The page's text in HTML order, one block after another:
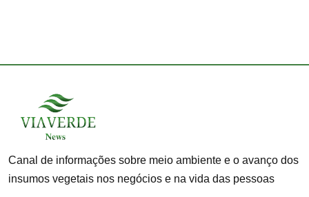
Canal de informações sobre meio ambiente e o avanço dos
insumos vegetais nos negócios e na vida das pessoas